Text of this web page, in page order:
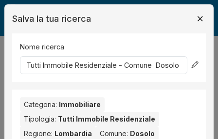
Legalmente Immobili
risultati Ordina per
risultato per la Provincia selezionata:
Prova a modificare i parametri di ricerca:
Salva la tua ricerca
Nome ricerca
Categoria: Immobiliare
Tipologia: Tutti Immobile Residenziale
Regione: Lombardia Comune: Dosolo